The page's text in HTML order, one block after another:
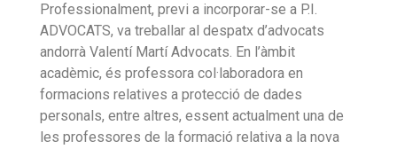
Professionalment, previ a incorporar-se a P.I.
ADVOCATS, va treballar al despatx d’advocats
andorrà Valentí Martí Advocats. En l’àmbit
acadèmic, és professora col·laboradora en
formacions relatives a protecció de dades
personals, entre altres, essent actualment una de
les professores de la formació relativa a la nova